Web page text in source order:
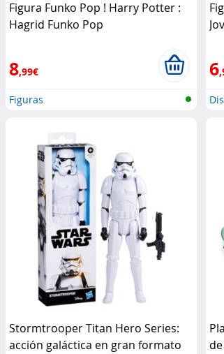
Figura Funko Pop ! Harry Potter :
Hagrid Funko Pop
8,99€
Figuras
6
Stormtrooper Titan Hero Series:
acción galáctica en gran formato